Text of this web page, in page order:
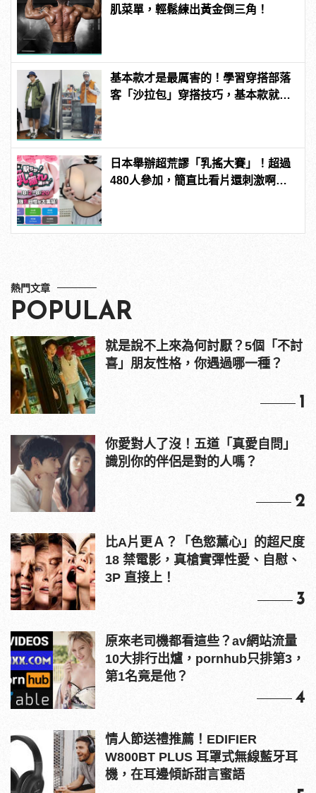
肌菜單，輕鬆練出黃金倒三角！
基本款才是最厲害的！學習穿搭部落
客「沙拉包」穿搭技巧，基本款就能
日本舉辦超荒謬「乳搖大賽」！超過
480人參加，簡直比看片還刺激啊！ |
熱門文章
POPULAR
就是說不上來為何討厭？5個「不討
喜」朋友性格，你遇過哪一種？
1
你愛對人了沒！五道「真愛自問」
識別你的伴侶是對的人嗎？
2
比A片更Ａ？「色慾薰心」的超尺度
18 禁電影，真槍實彈性愛、自慰、
3P 直接上！
3
原來老司機都看這些？av網站流量
10大排行出爐，pornhub只排第3，
第1名竟是他？
4
情人節送禮推薦！EDIFIER
W800BT PLUS 耳罩式無線藍牙耳
機，在耳邊傾訴甜言蜜語